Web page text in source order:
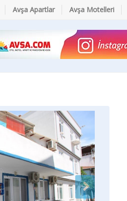
Avşa Apartlar Avşa Motelleri